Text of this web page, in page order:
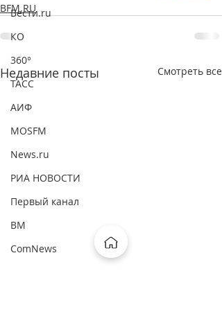
Вести.ru
КО
360°
ТАСС
АИФ
MOSFM
News.ru
РИА НОВОСТИ
Первый канал
ВМ
ComNews
BFM.RU
Недавние посты Смотреть все